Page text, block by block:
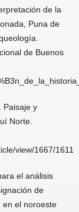
de la
Puna de
de Buenos
Paisaje y
Norte.
view/1667/1611
el análisis
de
en el noroeste